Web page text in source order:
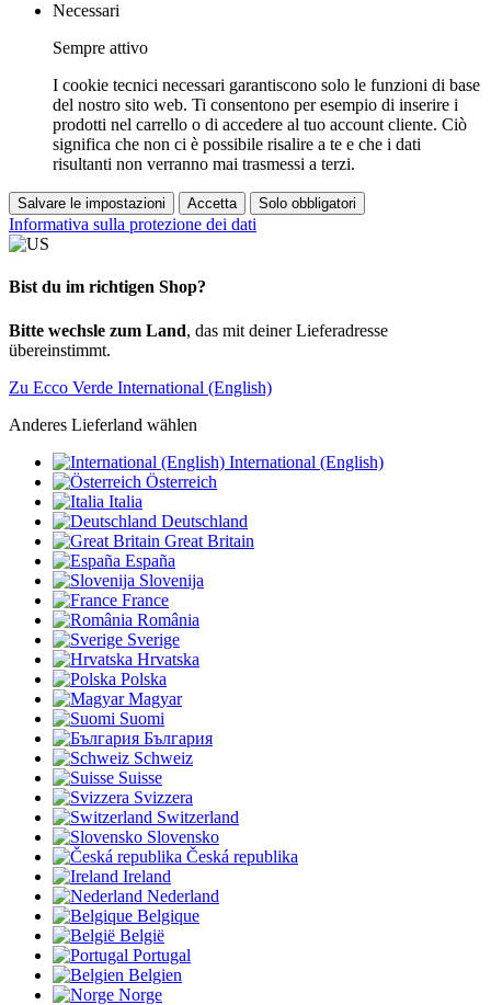
Necessari
Sempre attivo
I cookie tecnici necessari garantiscono solo le funzioni di base
del nostro sito web. Ti consentono per esempio di inserire i
prodotti nel carrello o di accedere al tuo account cliente. Ciò
significa che non ci è possibile risalire a te e che i dati
risultanti non verranno mai trasmessi a terzi.
Salvare le impostazioni Accetta Solo obbligatori
Informativa sulla protezione dei dati
Bist du im richtigen Shop?
Bitte wechsle zum Land, das mit deiner Lieferadresse
übereinstimmt.
Zu Ecco Verde International (English)
Anderes Lieferland wählen
International (English)
Österreich
Italia
Deutschland
Great Britain
España
Slovenija
France
România
Sverige
Hrvatska
Polska
Magyar
Suomi
България
Schweiz
Suisse
Svizzera
Switzerland
Slovensko
Česká republika
Ireland
Nederland
Belgique
België
Portugal
Belgien
Norge